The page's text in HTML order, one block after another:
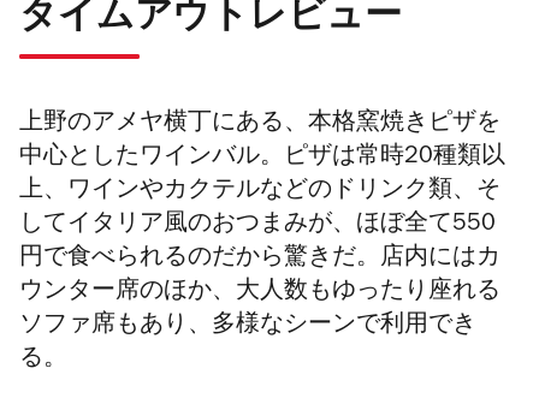
タイムアウトレビュー
上野のアメヤ横丁にある、本格窯焼きピザを
中心としたワインバル。ピザは常時20種類以
上、 ワインやカクテルなどのドリンク類、そ
してイタリア風のおつまみが、ほぼ全て550
円で食べられるのだから驚きだ 。店内にはカ
ウンター席のほか、大人数もゆったり座れる
ソファ席もあり、多様なシーンで利用でき
る。